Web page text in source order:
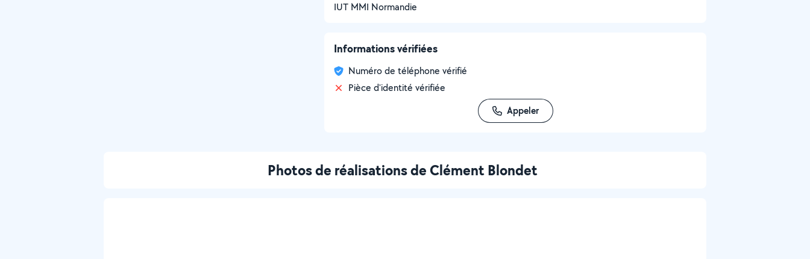
IUT MMI Normandie
Informations vérifiées
Numéro de téléphone vérifié
Pièce d'identité vérifiée
Appeler
Photos de réalisations de Clément Blondet